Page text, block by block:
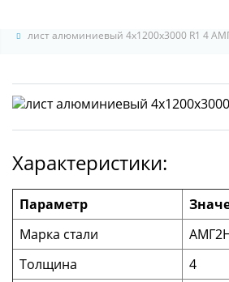
лист алюминиевый 4x1200x3000 R1 4
Характеристики:
Параметр
Марка стали
Толщина
4